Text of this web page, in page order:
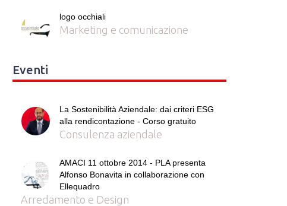
logo occhiali
Marketing e comunicazione
Eventi
La Sostenibilità Aziendale: dai criteri ESG
alla rendicontazione - Corso gratuito
Consulenza aziendale
AMACI 11 ottobre 2014 - PLA presenta
Alfonso Bonavita in collaborazione con
Ellequadro
Arredamento e Design